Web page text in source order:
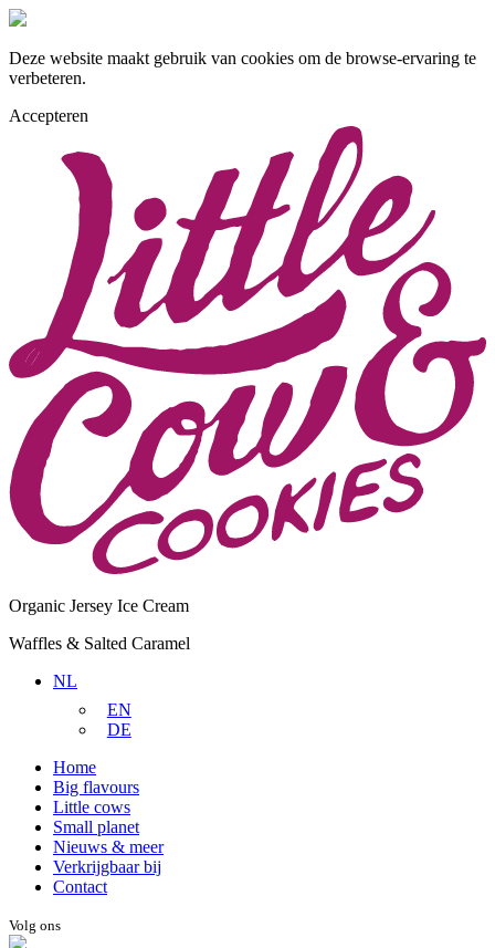
Deze website maakt gebruik van cookies om de browse-ervaring te
verbeteren.
Accepteren
Organic Jersey Ice Cream
Waffles & Salted Caramel
NL
EN
DE
Home
Big flavours
Little cows
Small planet
Nieuws & meer
Verkrijgbaar bij
Contact
Volg ons